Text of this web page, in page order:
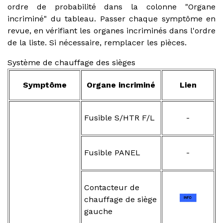
ordre de probabilité dans la colonne "Organe
incriminé" du tableau. Passer chaque symptôme en
revue, en vérifiant les organes incriminés dans l'ordre
de la liste. Si nécessaire, remplacer les pièces.
Système de chauffage des sièges
Symptôme Organe incriminé Lien
Fusible S/HTR F/L -
Fusible PANEL -
Contacteur de
chauffage de siège
gauche